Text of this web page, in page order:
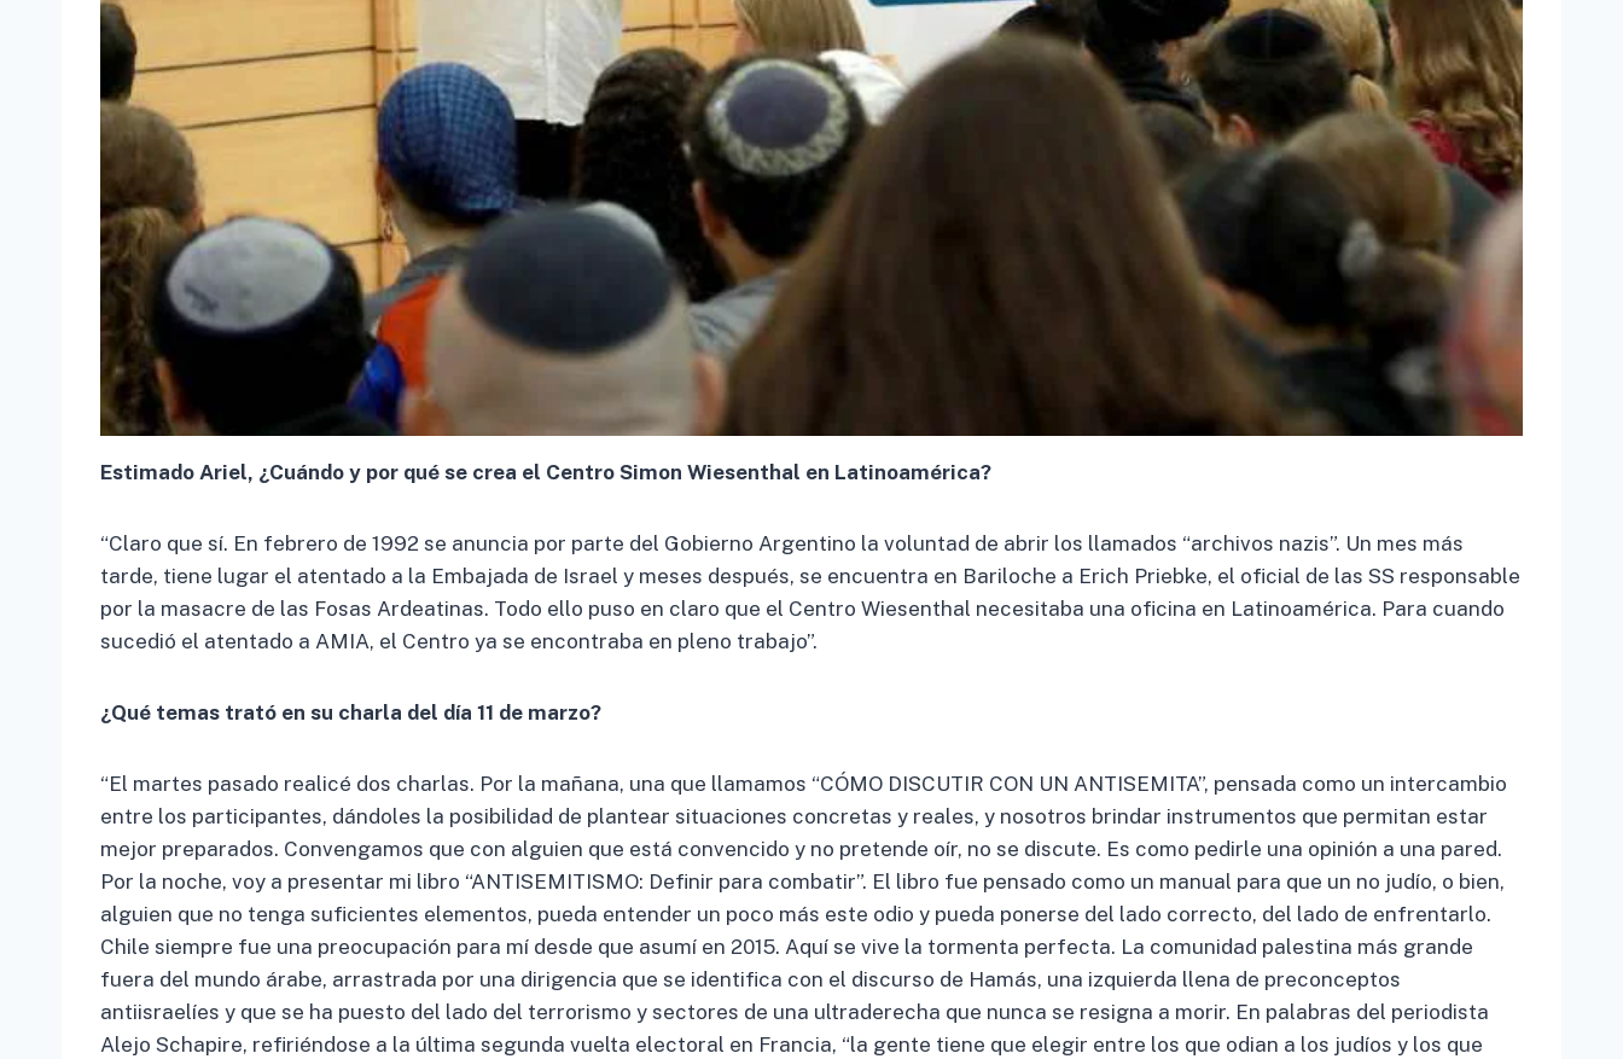
Estimado Ariel, ¿Cuándo y por qué se crea el Centro Simon Wiesenthal en Latinoamérica?
“Claro que sí. En febrero de 1992 se anuncia por parte del Gobierno Argentino la voluntad de abrir los llamados “archivos nazis”. Un mes más
tarde, tiene lugar el atentado a la Embajada de Israel y meses después, se encuentra en Bariloche a Erich Priebke, el oficial de las SS responsable
por la masacre de las Fosas Ardeatinas. Todo ello puso en claro que el Centro Wiesenthal necesitaba una oficina en Latinoamérica. Para cuando
sucedió el atentado a AMIA, el Centro ya se encontraba en pleno trabajo”.
¿Qué temas trató en su charla del día 11 de marzo?
“El martes pasado realicé dos charlas. Por la mañana, una que llamamos “CÓMO DISCUTIR CON UN ANTISEMITA”, pensada como un intercambio
entre los participantes, dándoles la posibilidad de plantear situaciones concretas y reales, y nosotros brindar instrumentos que permitan estar
mejor preparados. Convengamos que con alguien que está convencido y no pretende oír, no se discute. Es como pedirle una opinión a una pared.
Por la noche, voy a presentar mi libro “ANTISEMITISMO: Definir para combatir”. El libro fue pensado como un manual para que un no judío, o bien,
alguien que no tenga suficientes elementos, pueda entender un poco más este odio y pueda ponerse del lado correcto, del lado de enfrentarlo.
Chile siempre fue una preocupación para mí desde que asumí en 2015. Aquí se vive la tormenta perfecta. La comunidad palestina más grande
fuera del mundo árabe, arrastrada por una dirigencia que se identifica con el discurso de Hamás, una izquierda llena de preconceptos
antiisraelíes y que se ha puesto del lado del terrorismo y sectores de una ultraderecha que nunca se resigna a morir. En palabras del periodista
Alejo Schapire, refiriéndose a la última segunda vuelta electoral en Francia, “la gente tiene que elegir entre los que odian a los judíos y los que